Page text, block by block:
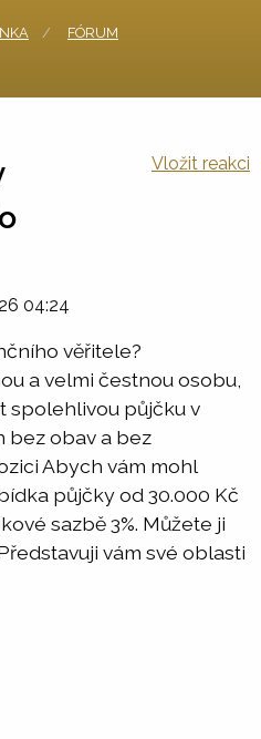
FÓRUM
Vložit reakci
04:24
věřitele?
a velmi čestnou osobu,
spolehlivou půjčku v
bez obav a bez
Abych vám mohl
půjčky od 30.000 Kč
sazbě 3%. Můžete ji
vám své oblasti